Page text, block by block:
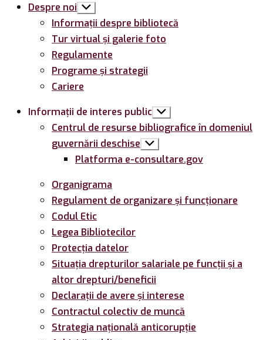
Despre noi Arată
submeniul
Informații despre bibliotecă
Tur virtual și galerie foto
Regulamente
Programe și strategii
Cariere
Informații de interes public Arată
submeniul
Centrul de resurse bibliografice în domeniul
guvernării deschise Arată
submeniul
Platforma e-consultare.gov
Organigrama
Regulament de organizare și funcționare
Codul Etic
Legea Bibliotecilor
Protecția datelor
Situația drepturilor salariale pe funcții și a
altor drepturi/beneficii
Declarații de avere și interese
Contractul colectiv de muncă
Strategia națională anticorupție